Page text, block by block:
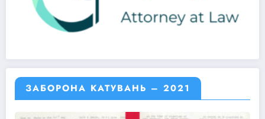
ЗАБОРОНА КАТУВАНЬ – 2021